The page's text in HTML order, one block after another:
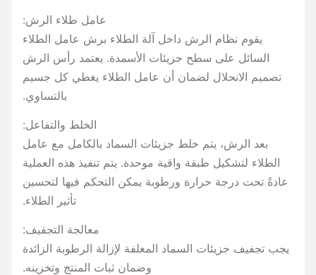
عامل طلاء الرش:
يقوم نظام الرش داخل آلة الطلاء برش عامل الطلاء
السائل على سطح جزيئات الأسمدة. يعتمد رأس الرش
تصميم الانحلال لضمان أن عامل الطلاء يغطي كل جسيم
بالتساوي.
الخلط والتفاعل:
بعد الرش، يتم خلط جزيئات السماد بالكامل مع عامل
الطلاء لتشكيل طبقة واقية موحدة. يتم تنفيذ هذه العملية
عادةً تحت درجة حرارة ورطوبة يمكن التحكم فيها لتحسين
تأثير الطلاء.
معالجة التجفيف:
يجب تجفيف جزيئات السماد المغلفة لإزالة الرطوبة الزائدة
وضمان ثبات المنتج وتخزينه.